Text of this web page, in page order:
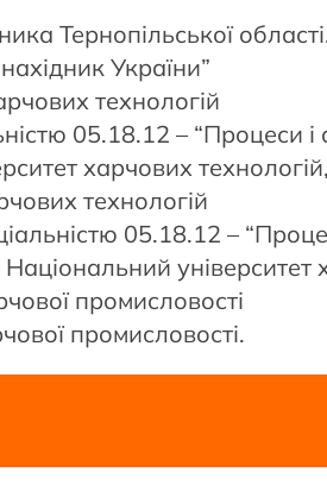
Тернопільської
України”
технологій
05.18.12 – “Процеси і
харчових
технологій
05.18.12 –
університет
промисловості
промисловості.